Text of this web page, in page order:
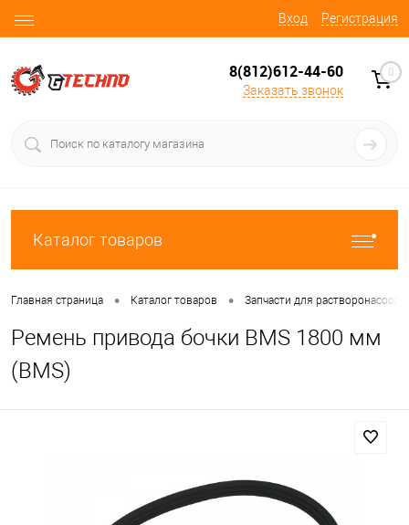
Вход Регистрация
8(812)612-44-60
Заказать звонок
0
Каталог товаров
Главная страница • Каталог товаров • Запчасти для растворонасосов
Ремень привода бочки BMS 1800 мм
(BMS)